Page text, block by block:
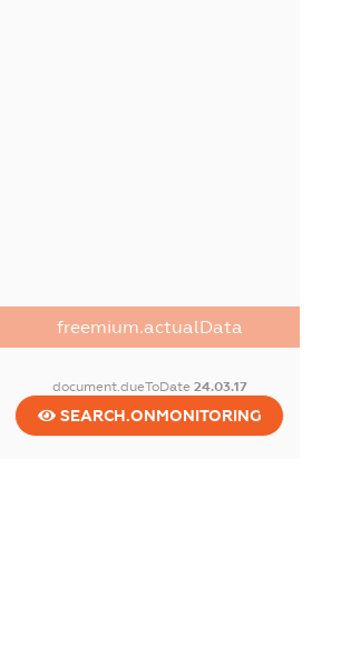
freemium.actualData
document.dueToDate 24.03.17
SEARCH.ONMONITORING